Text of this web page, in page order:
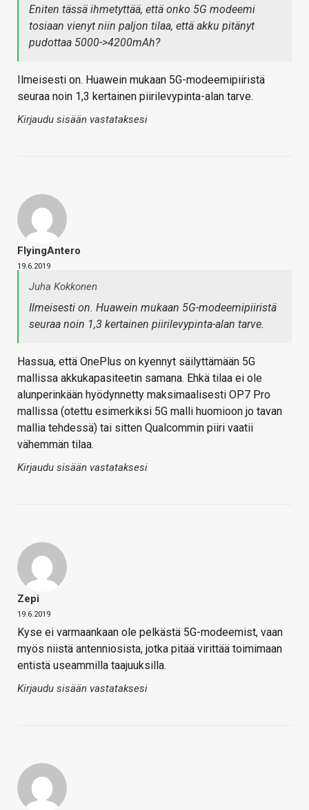
Eniten tässä ihmetyttää, että onko 5G modeemi
tosiaan vienyt niin paljon tilaa, että akku pitänyt
pudottaa 5000->4200mAh?
Ilmeisesti on. Huawein mukaan 5G-modeemipiiristä
seuraa noin 1,3 kertainen piirilevypinta-alan tarve.
Kirjaudu sisään vastataksesi
FlyingAntero
19.6.2019
Juha Kokkonen
Ilmeisesti on. Huawein mukaan 5G-modeemipiiristä
seuraa noin 1,3 kertainen piirilevypinta-alan tarve.
Hassua, että OnePlus on kyennyt säilyttämään 5G
mallissa akkukapasiteetin samana. Ehkä tilaa ei ole
alunperinkään hyödynnetty maksimaalisesti OP7 Pro
mallissa (otettu esimerkiksi 5G malli huomioon jo tavan
mallia tehdessä) tai sitten Qualcommin piiri vaatii
vähemmän tilaa.
Kirjaudu sisään vastataksesi
Zepi
19.6.2019
Kyse ei varmaankaan ole pelkästä 5G-modeemist, vaan
myös niistä antenniosista, jotka pitää virittää toimimaan
entistä useammilla taajuuksilla.
Kirjaudu sisään vastataksesi